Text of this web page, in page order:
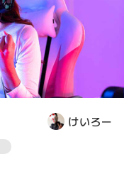
けいろー